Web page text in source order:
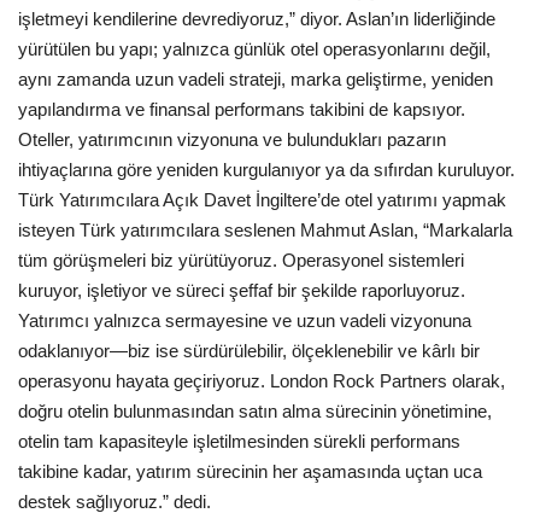
English Turkish
işletmeyi kendilerine devrediyoruz,” diyor. Aslan’ın liderliğinde
yürütülen bu yapı; yalnızca günlük otel operasyonlarını değil,
aynı zamanda uzun vadeli strateji, marka geliştirme, yeniden
yapılandırma ve finansal performans takibini de kapsıyor.
Oteller, yatırımcının vizyonuna ve bulundukları pazarın
ihtiyaçlarına göre yeniden kurgulanıyor ya da sıfırdan kuruluyor.
Türk Yatırımcılara Açık Davet İngiltere’de otel yatırımı yapmak
isteyen Türk yatırımcılara seslenen Mahmut Aslan, “Markalarla
tüm görüşmeleri biz yürütüyoruz. Operasyonel sistemleri
kuruyor, işletiyor ve süreci şeffaf bir şekilde raporluyoruz.
Yatırımcı yalnızca sermayesine ve uzun vadeli vizyonuna
odaklanıyor—biz ise sürdürülebilir, ölçeklenebilir ve kârlı bir
operasyonu hayata geçiriyoruz. London Rock Partners olarak,
doğru otelin bulunmasından satın alma sürecinin yönetimine,
otelin tam kapasiteyle işletilmesinden sürekli performans
takibine kadar, yatırım sürecinin her aşamasında uçtan uca
destek sağlıyoruz.” dedi.